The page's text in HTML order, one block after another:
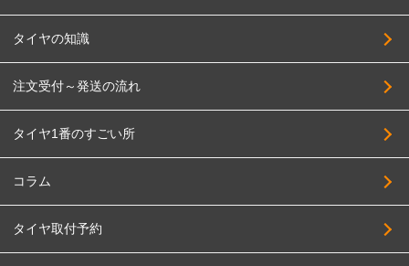
タイヤの知識
注文受付～発送の流れ
タイヤ1番のすごい所
コラム
タイヤ取付予約